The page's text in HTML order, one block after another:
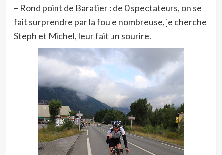
– Rond point de Baratier : de 0 spectateurs, on se
fait surprendre par la foule nombreuse, je cherche
Steph et Michel, leur fait un sourire.